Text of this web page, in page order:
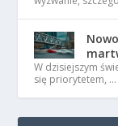
W dzisiejszym
się priorytetem, …